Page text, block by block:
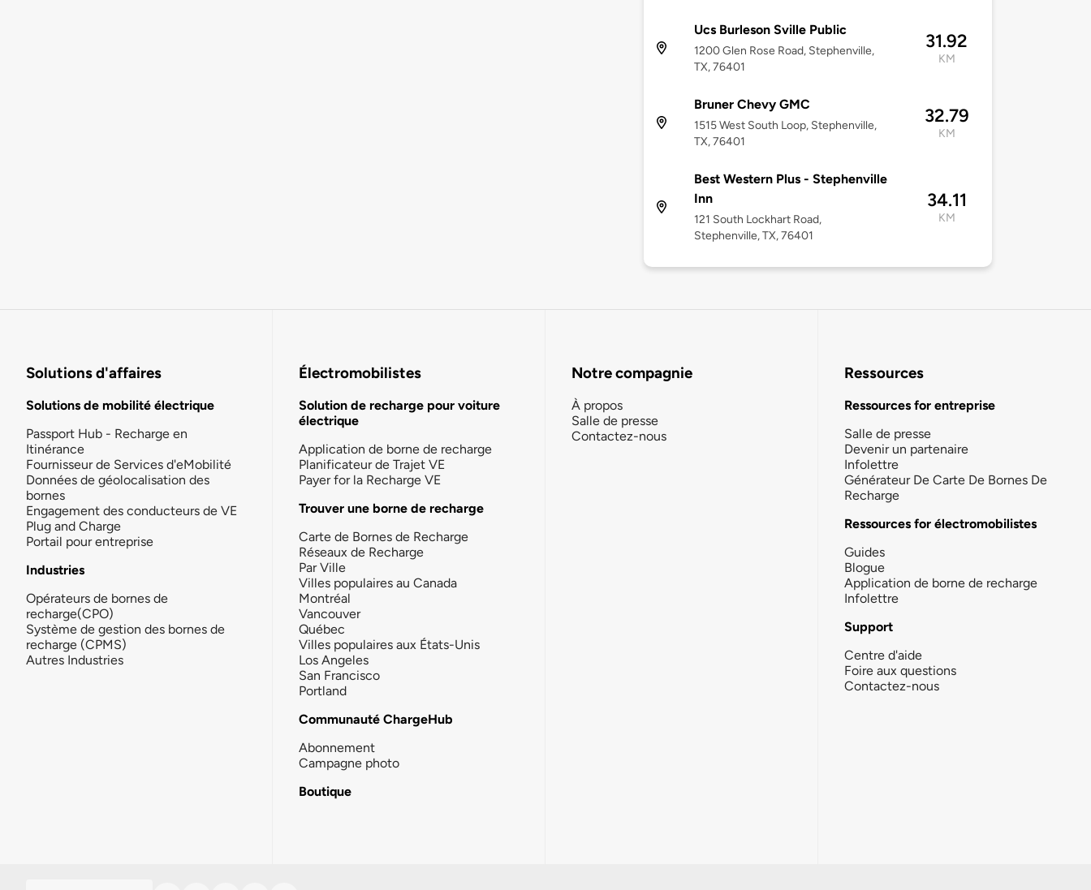
Ucs Burleson Sville Public
1200 Glen Rose Road, Stephenville,
TX, 76401
31.92
KM
Bruner Chevy GMC
1515 West South Loop, Stephenville,
TX, 76401
32.79
KM
Best Western Plus - Stephenville
Inn
121 South Lockhart Road,
Stephenville, TX, 76401
34.11
KM
Solutions d'affaires
Solutions de mobilité électrique
Passport Hub - Recharge en
Itinérance
Fournisseur de Services d'eMobilité
Données de géolocalisation des
bornes
Engagement des conducteurs de VE
Plug and Charge
Portail pour entreprise
Industries
Opérateurs de bornes de
recharge(CPO)
Système de gestion des bornes de
recharge (CPMS)
Autres Industries
Électromobilistes
Solution de recharge pour voiture
électrique
Application de borne de recharge
Planificateur de Trajet VE
Payer for la Recharge VE
Trouver une borne de recharge
Carte de Bornes de Recharge
Réseaux de Recharge
Par Ville
Villes populaires au Canada
Montréal
Vancouver
Québec
Villes populaires aux États-Unis
Los Angeles
San Francisco
Portland
Communauté ChargeHub
Abonnement
Campagne photo
Boutique
Notre compagnie
À propos
Salle de presse
Contactez-nous
Ressources
Ressources for entreprise
Salle de presse
Devenir un partenaire
Infolettre
Générateur De Carte De Bornes De
Recharge
Ressources for électromobilistes
Guides
Blogue
Application de borne de recharge
Infolettre
Support
Centre d'aide
Foire aux questions
Contactez-nous